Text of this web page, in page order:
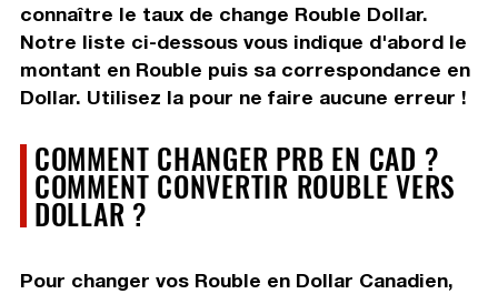
connaître le taux de change Rouble Dollar.
Notre liste ci-dessous vous indique d'abord le
montant en Rouble puis sa correspondance en
Dollar. Utilisez la pour ne faire aucune erreur !
COMMENT CHANGER PRB EN CAD ?
COMMENT CONVERTIR ROUBLE VERS
DOLLAR ?
Pour changer vos Rouble en Dollar Canadien,